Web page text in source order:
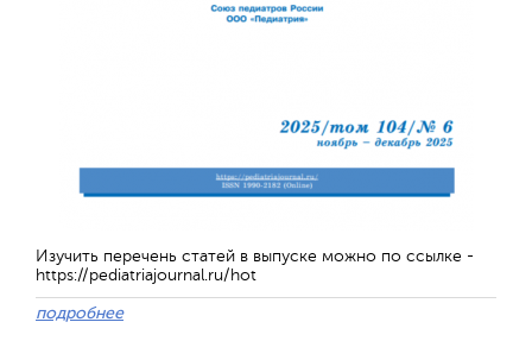
Изучить перечень статей в выпуске можно по ссылке -
https://pediatriajournal.ru/hot
подробнее